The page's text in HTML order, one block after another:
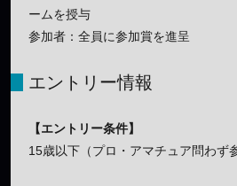
ームを授与
参加者：全員に参加賞を進呈
エントリー情報
【エントリー条件】
15歳以下（プロ・アマチュア問わず